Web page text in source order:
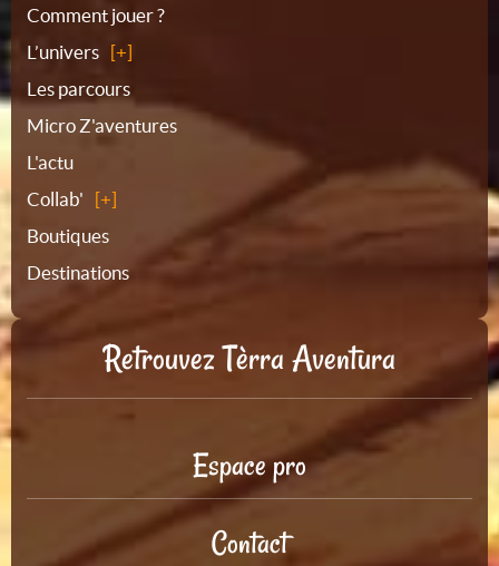
Plan
du
site
Comment jouer ?
L’univers
Les parcours
Micro Z'aventures
L'actu
Collab'
Boutiques
Destinations
Retrouvez Tèrra Aventura
Espace pro
Contact